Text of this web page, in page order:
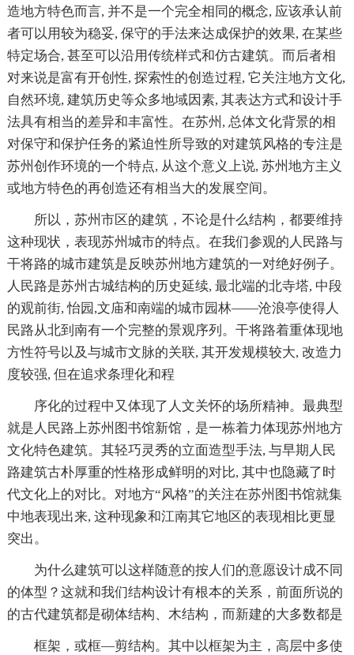
造地方特色而言, 并不是一个完全相同的概念, 应该承认前
者可以用较为稳妥, 保守的手法来达成保护的效果, 在某些
特定场合, 甚至可以沿用传统样式和仿古建筑。而后者相
对来说是富有开创性, 探索性的创造过程, 它关注地方文化,
自然环境, 建筑历史等众多地域因素, 其表达方式和设计手
法具有相当的差异和丰富性。在苏州, 总体文化背景的相
对保守和保护任务的紧迫性所导致的对建筑风格的专注是
苏州创作环境的一个特点, 从这个意义上说, 苏州地方主义
或地方特色的再创造还有相当大的发展空间。
所以，苏州市区的建筑，不论是什么结构，都要维持
这种现状，表现苏州城市的特点。在我们参观的人民路与
干将路的城市建筑是反映苏州地方建筑的一对绝好例子。
人民路是苏州古城结构的历史延续, 最北端的北寺塔, 中段
的观前街, 怡园,文庙和南端的城市园林——沧浪亭使得人
民路从北到南有一个完整的景观序列。干将路着重体现地
方性符号以及与城市文脉的关联, 其开发规模较大, 改造力
度较强, 但在追求条理化和程
序化的过程中又体现了人文关怀的场所精神。最典型
就是人民路上苏州图书馆新馆，是一栋着力体现苏州地方
文化特色建筑。其轻巧灵秀的立面造型手法, 与早期人民
路建筑古朴厚重的性格形成鲜明的对比, 其中也隐藏了时
代文化上的对比。对地方“风格”的关注在苏州图书馆就集
中地表现出来, 这种现象和江南其它地区的表现相比更显
突出。
为什么建筑可以这样随意的按人们的意愿设计成不同
的体型？这就和我们结构设计有根本的关系，前面所说的
的古代建筑都是砌体结构、木结构，而新建的大多数都是
框架，或框—剪结构。其中以框架为主，高层中多使